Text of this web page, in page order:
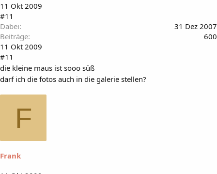
11 Okt 2009
#11
Dabei
31 Dez 2007
Beiträge
600
11 Okt 2009
#11
die kleine maus ist sooo süß
darf ich die fotos auch in die galerie stellen?
F
Frank